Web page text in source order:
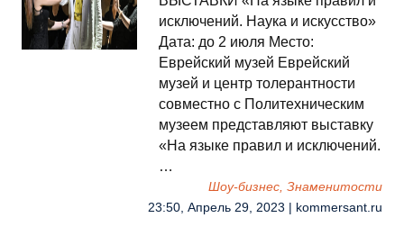
исключений. Наука и искусство»
Дата: до 2 июля Место:
Еврейский музей Еврейский
музей и центр толерантности
совместно с Политехническим
музеем представляют выставку
«На языке правил и исключений.
…
Шоу-бизнес, Знаменитости
23:50, Апрель 29, 2023 | kommersant.ru